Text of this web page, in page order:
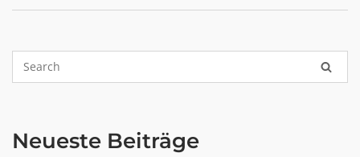
Neueste Beiträge